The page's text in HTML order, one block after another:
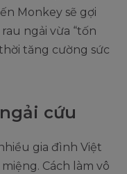
Monkey sẽ gợi
ngải vừa “tốn
tăng cường sức
cứu
gia đình Việt
Cách làm vô